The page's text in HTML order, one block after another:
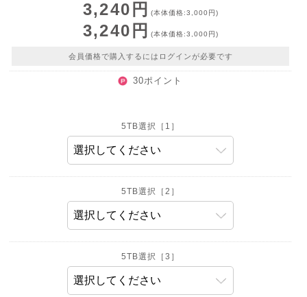
3,240円 (本体価格:3,000円)
3,240円 (本体価格:3,000円)
会員価格で購入するにはログインが必要です
30ポイント
5TB選択［1］
5TB選択［2］
5TB選択［3］